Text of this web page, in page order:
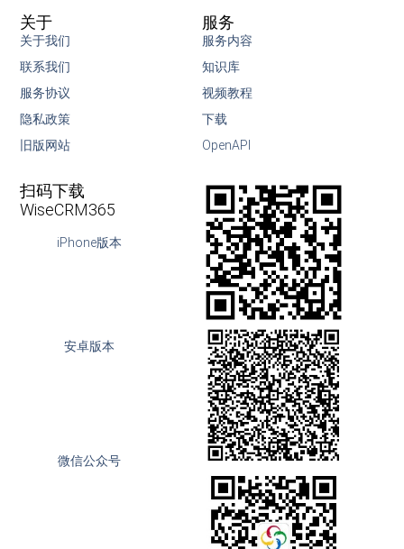
服务
服务内容
知识库
视频教程
下载
OpenAPI
关于
关于我们
联系我们
服务协议
隐私政策
旧版网站
扫码下载
WiseCRM365
iPhone版本
安卓版本
微信公众号